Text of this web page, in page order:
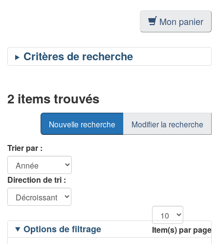
Mon panier
2 items trouvés
Nouvelle recherche Modifier la recherche
Trier par :
Direction de tri :
Item(s) par page
Filtrage
desOptions de filtrage